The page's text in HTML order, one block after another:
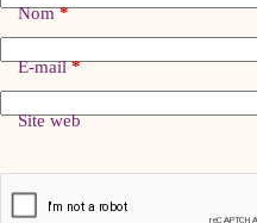
Nom*
E-mail*
Site web